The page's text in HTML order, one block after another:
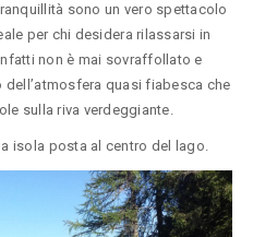
sono un vero spettacolo
per chi desidera rilassarsi in
non è mai sovraffollato e
quasi fiabesca che
sulla riva verdeggiante.
isola posta al centro del lago.